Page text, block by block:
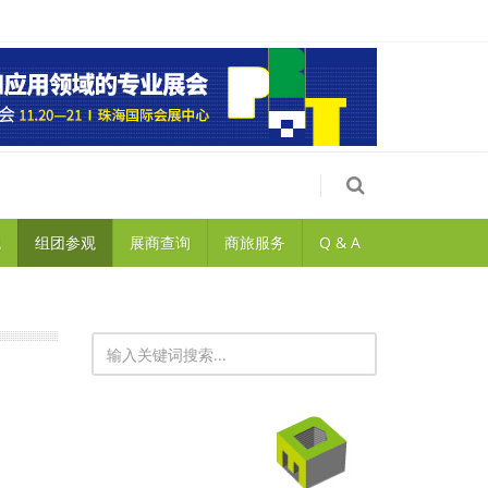
组团参观 展商查询 商旅服务 Q & A